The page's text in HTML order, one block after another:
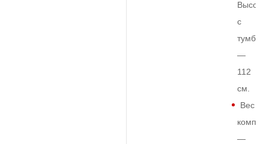
Высота
с
тумбой
—
112
см.
Вес
—